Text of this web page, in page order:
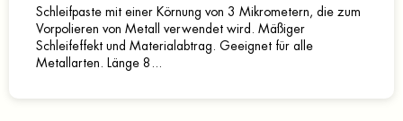
Schleifpaste mit einer Körnung von 3 Mikrometern, die zum
Vorpolieren von Metall verwendet wird. Mäßiger
Schleifeffekt und Materialabtrag. Geeignet für alle
Metallarten. Länge 8...